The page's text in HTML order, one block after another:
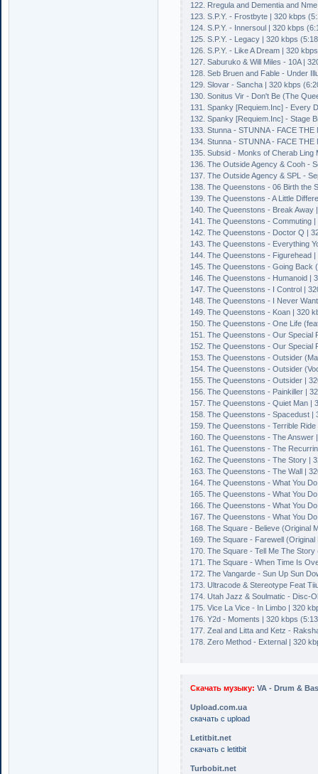
122. Rregula and Dementia and
123. S.P.Y. - Frostbyte | 320 kbps
124. S.P.Y. - Innersoul | 320 kbps
125. S.P.Y. - Legacy | 320 kbps
126. S.P.Y. - Like A Dream | 320
127. Saburuko & Will Miles - 10A |
128. Seb Bruen and Fable - Under
129. Slovar - Sancha | 320 kbps
130. Sonitus Vir - Don't Be (The
131. Spanky [Requiem.Inc] - Every
132. Spanky [Requiem.Inc] - Stage
133. Stunna - STUNNA - FACE
134. Stunna - STUNNA - FACE
135. Subsid - Monks of Cherab
136. The Outside Agency & Cooh -
137. The Outside Agency & SPL -
138. The Queenstons - 06 Birth the
139. The Queenstons - A Little
140. The Queenstons - Break Away
141. The Queenstons - Commuting
142. The Queenstons - Doctor Q |
143. The Queenstons - Everything
144. The Queenstons - Figurehead
145. The Queenstons - Going Back
146. The Queenstons - Humanoid |
147. The Queenstons - I Control |
148. The Queenstons - I Never
149. The Queenstons - Koan | 320
150. The Queenstons - One Life
151. The Queenstons - Our Special
152. The Queenstons - Our Special
153. The Queenstons - Outsider
154. The Queenstons - Outsider
155. The Queenstons - Outsider |
156. The Queenstons - Painkiller |
157. The Queenstons - Quiet Man |
158. The Queenstons - Spacedust |
159. The Queenstons - Terrible
160. The Queenstons - The Answer
161. The Queenstons - The
162. The Queenstons - The Story |
163. The Queenstons - The Wall |
164. The Queenstons - What You
165. The Queenstons - What You
166. The Queenstons - What You
167. The Queenstons - What You
168. The Square - Believe (Original
169. The Square - Farewell
170. The Square - Tell Me The
171. The Square - When Time Is
172. The Vangarde - Sun Up Sun
173. Ultracode & Stereotype Feat
174. Utah Jazz & Soulmatic - Disc-
175. Vice La Vice - In Limbo | 320
176. Y2d - Moments | 320 kbps
177. Zeal and Litta and Ketz -
178. Zero Method - External | 320
Скачать музыку: VA - Drum &
Upload.com.ua
скачать с upload
Letitbit.net
скачать с letitbit
Turbobit.net